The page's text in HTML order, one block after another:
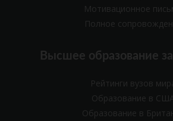
Мотивационное
Полное
Высшее образование
Рейтинги вузов
Образование в
Образование в